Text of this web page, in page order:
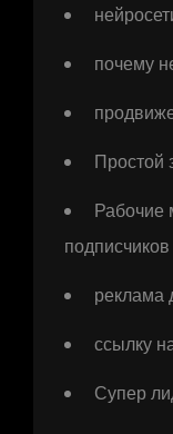
почему
Простой
Рабочие
реклама
ссылку
Супер